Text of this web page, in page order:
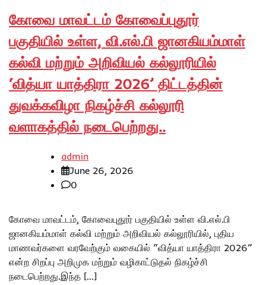
கோவை மாவட்டம் கோவைப்புதூர்
பகுதியில் உள்ள, வி.எல்.பி ஜானகியம்மாள்
கல்வி மற்றும் அறிவியல் கல்லூரியில்
‘வித்யா யாத்திரா 2026’ திட்டத்தின்
துவக்கவிழா நிகழ்ச்சி கல்லூரி
வளாகத்தில் நடைபெற்றது..
admin
June 26, 2026
0
கோவை மாவட்டம், கோவைபுதூர் பகுதியில் உள்ள வி.எல்.பி
ஜானகியம்மாள் கல்வி மற்றும் அறிவியல் கல்லூரியில், புதிய
மாணவர்களை வரவேற்கும் வகையில் “வித்யா யாத்திரா 2026”
என்ற சிறப்பு அறிமுக மற்றும் வழிகாட்டுதல் நிகழ்ச்சி
நடைபெற்றது.இந்த […]